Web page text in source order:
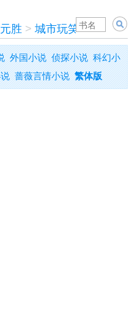
胜 > 城市玩笑
外国小说 侦探小说 科幻小
蔷薇言情小说 繁体版